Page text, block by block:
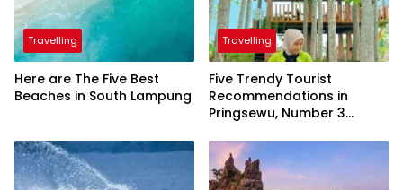
Travelling
Here are The Five Best
Beaches in South Lampung
Travelling
Five Trendy Tourist
Recommendations in
Pringsewu, Number 3
President